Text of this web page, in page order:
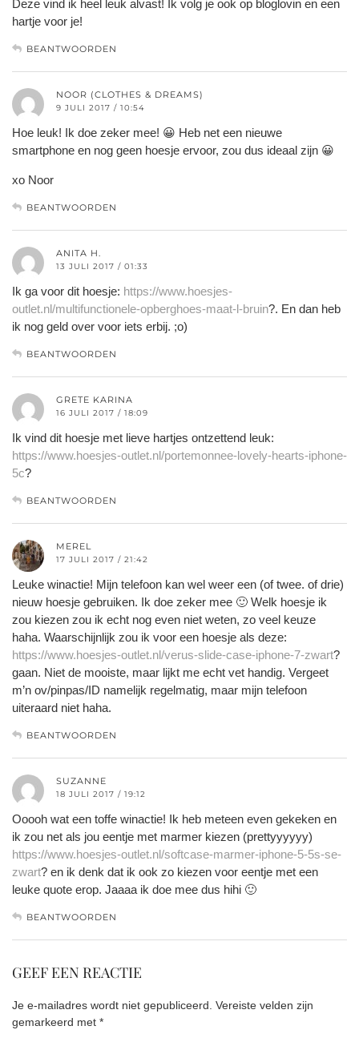
Deze vind ik heel leuk alvast! Ik volg je ook op bloglovin en een
hartje voor je!
BEANTWOORDEN
NOOR (CLOTHES & DREAMS)
9 JULI 2017 / 10:54
Hoe leuk! Ik doe zeker mee! 😀 Heb net een nieuwe
smartphone en nog geen hoesje ervoor, zou dus ideaal zijn 😀
xo Noor
BEANTWOORDEN
ANITA H.
13 JULI 2017 / 01:33
Ik ga voor dit hoesje: https://www.hoesjes-
outlet.nl/multifunctionele-opberghoes-maat-l-bruin?. En dan heb
ik nog geld over voor iets erbij. ;o)
BEANTWOORDEN
GRETE KARINA
16 JULI 2017 / 18:09
Ik vind dit hoesje met lieve hartjes ontzettend leuk:
https://www.hoesjes-outlet.nl/portemonnee-lovely-hearts-iphone-
5c?
BEANTWOORDEN
MEREL
17 JULI 2017 / 21:42
Leuke winactie! Mijn telefoon kan wel weer een (of twee. of drie)
nieuw hoesje gebruiken. Ik doe zeker mee 🙂 Welk hoesje ik
zou kiezen zou ik echt nog even niet weten, zo veel keuze
haha. Waarschijnlijk zou ik voor een hoesje als deze:
https://www.hoesjes-outlet.nl/verus-slide-case-iphone-7-zwart?
gaan. Niet de mooiste, maar lijkt me echt vet handig. Vergeet
m’n ov/pinpas/ID namelijk regelmatig, maar mijn telefoon
uiteraard niet haha.
BEANTWOORDEN
SUZANNE
18 JULI 2017 / 19:12
Ooooh wat een toffe winactie! Ik heb meteen even gekeken en
ik zou net als jou eentje met marmer kiezen (prettyyyyyy)
https://www.hoesjes-outlet.nl/softcase-marmer-iphone-5-5s-se-
zwart? en ik denk dat ik ook zo kiezen voor eentje met een
leuke quote erop. Jaaaa ik doe mee dus hihi 🙂
BEANTWOORDEN
GEEF EEN REACTIE
Je e-mailadres wordt niet gepubliceerd. Vereiste velden zijn
gemarkeerd met *